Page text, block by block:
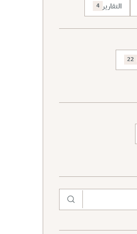
التقارير 4
22